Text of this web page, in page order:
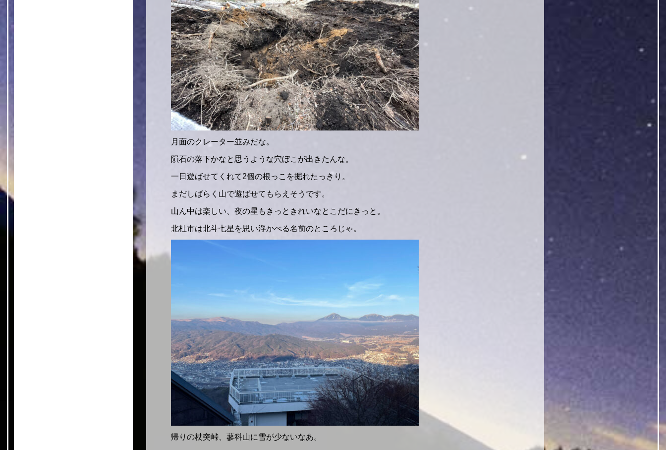
月面のクレーター並みだな。
隕石の落下かなと思うような穴ぼこが出きたんな。
一日遊ばせてくれて2個の根っこを掘れたっきり。
まだしばらく山で遊ばせてもらえそうです。
山ん中は楽しい、夜の星もきっときれいなとこだにきっと。
北杜市は北斗七星を思い浮かべる名前のところじゃ。
帰りの杖突峠、蓼科山に雪が少ないなあ。